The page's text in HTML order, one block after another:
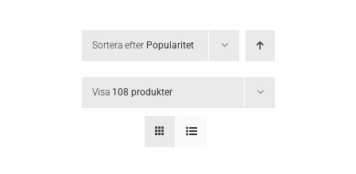
Sortera efter Popularitet
Visa 108 produkter